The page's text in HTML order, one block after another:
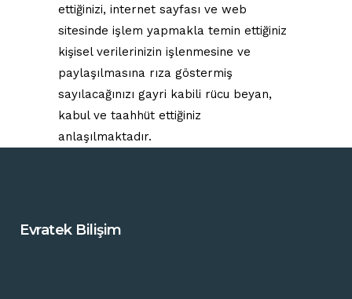
ettiğinizi, internet sayfası ve web
sitesinde işlem yapmakla temin ettiğiniz
kişisel verilerinizin işlenmesine ve
paylaşılmasına rıza göstermiş
sayılacağınızı gayri kabili rücu beyan,
kabul ve taahhüt ettiğiniz
anlaşılmaktadır.
Evratek Bilişim